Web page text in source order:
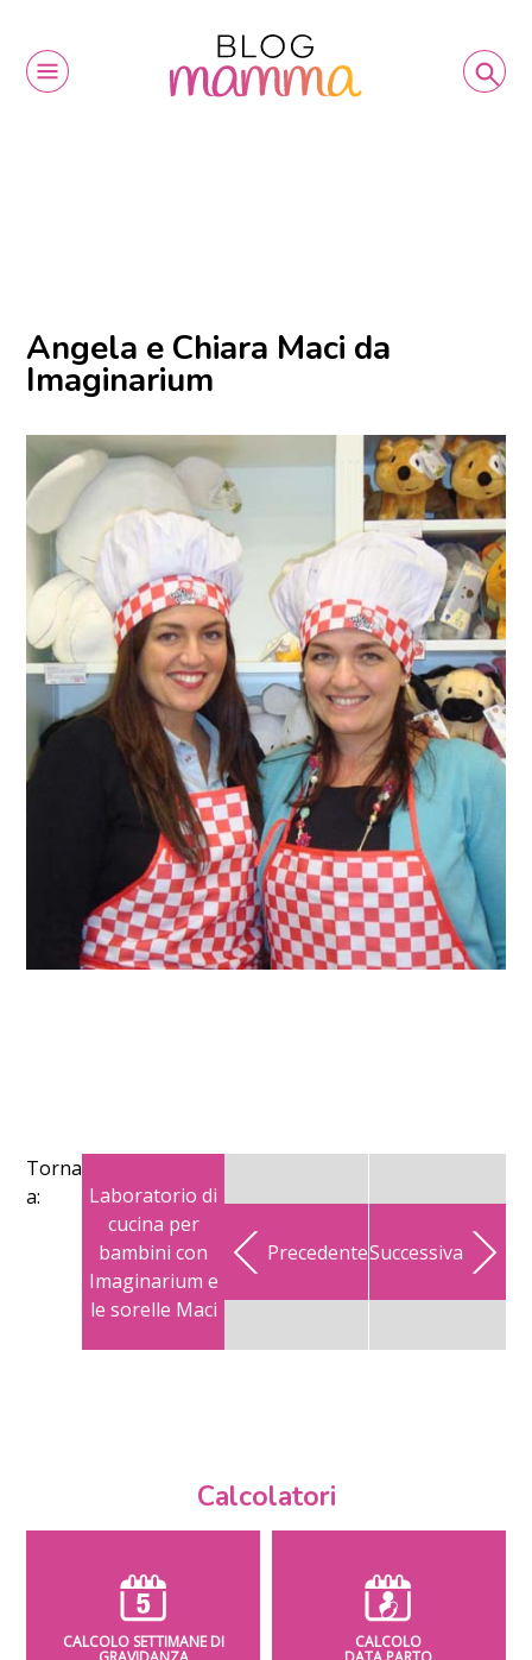
Angela e Chiara Maci da
Imaginarium
Torna
a:
Laboratorio di
cucina per
bambini con
Imaginarium e
le sorelle Maci
PrecedenteSuccessiva
Calcolatori
CALCOLO SETTIMANE DI CALCOLO